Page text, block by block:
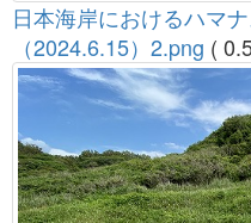
日本海岸におけるハマ
（2024.6.15）2.png (